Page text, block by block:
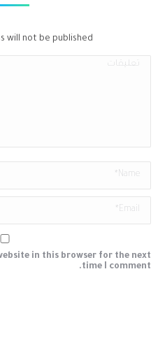
will not be published.
تعليقات
Name *
Email *
in this browser for the next
time I comment.